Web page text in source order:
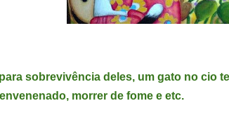
sobrevivência deles, um gato no cio
morrer de fome e etc.